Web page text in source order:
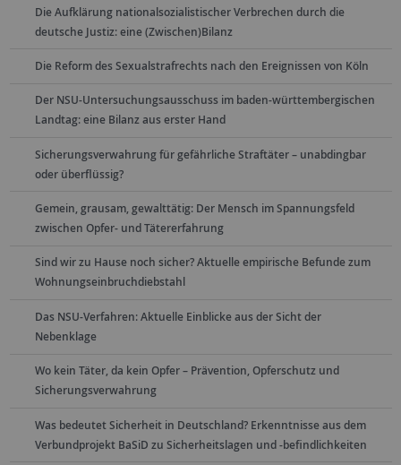
Die Aufklärung nationalsozialistischer Verbrechen durch die
deutsche Justiz: eine (Zwischen)Bilanz
Die Reform des Sexualstrafrechts nach den Ereignissen von Köln
Der NSU-Untersuchungsausschuss im baden-württembergischen
Landtag: eine Bilanz aus erster Hand
Sicherungsverwahrung für gefährliche Straftäter – unabdingbar
oder überflüssig?
Gemein, grausam, gewalttätig: Der Mensch im Spannungsfeld
zwischen Opfer- und Tätererfahrung
Sind wir zu Hause noch sicher? Aktuelle empirische Befunde zum
Wohnungseinbruchdiebstahl
Das NSU-Verfahren: Aktuelle Einblicke aus der Sicht der
Nebenklage
Wo kein Täter, da kein Opfer – Prävention, Opferschutz und
Sicherungsverwahrung
Was bedeutet Sicherheit in Deutschland? Erkenntnisse aus dem
Verbundprojekt BaSiD zu Sicherheitslagen und -befindlichkeiten